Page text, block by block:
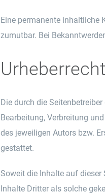
Eine permanente inhaltliche
zumutbar. Bei
Urheberrecht
Die durch die
Bearbeitung, Verbreitung
des jeweiligen Autors bzw.
gestattet.
Soweit die Inhalte auf dieser
Inhalte Dritter als solche